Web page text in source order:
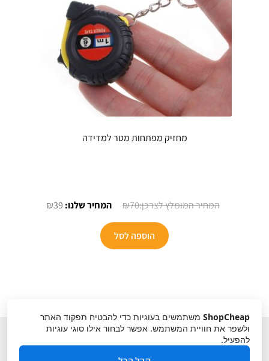
מחזיק מפתחות מטר למדידה
₪70
המחיר
המקורי
היה:
₪70.
₪39 המחיר
הוספה לסל
ShopCheap משתמשים בעוגיות כדי להבטיח תפקוד האתר
ולשפר את חוויית המשתמש. אפשר לבחור אילו סוגי עוגיות
להפעיל.